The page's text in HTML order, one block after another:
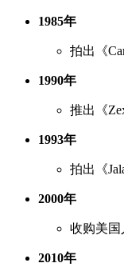
1985年
拍出《
1990年
推出《
1993年
拍出《
2000年
收购美国
2010年